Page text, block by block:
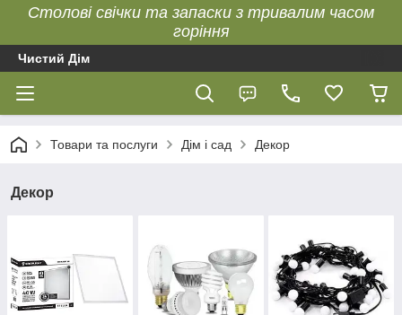
Столові свічки та запаски з тривалим часом
горіння
Чистий Дім
Товари та послуги Дім і сад Декор
Декор